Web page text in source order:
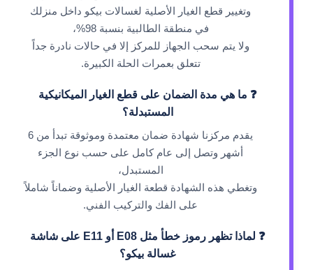
وتغيير قطع الغيار الأصلية لغسالات بيكو داخل منزلك
في منطقة الطالبية بنسبة 98%،
ولا يتم سحب الجهاز للمركز إلا في حالات نادرة جداً
تتعلق بعمرات الحلة الكبيرة.
❓ ما هي مدة الضمان على قطع الغيار الميكانيكية
المستبدلة؟
يقدم مركزنا شهادة ضمان معتمدة وموثوقة تبدأ من 6
أشهر وتصل إلى عام كامل على حسب نوع الجزء
المستبدل،
وتغطي هذه الشهادة قطعة الغيار الأصلية وضماناً شاملاً
على الفك والتركيب الفني.
❓ لماذا تظهر رموز خطأ مثل E08 أو E11 على شاشة
غسالة بيكو؟